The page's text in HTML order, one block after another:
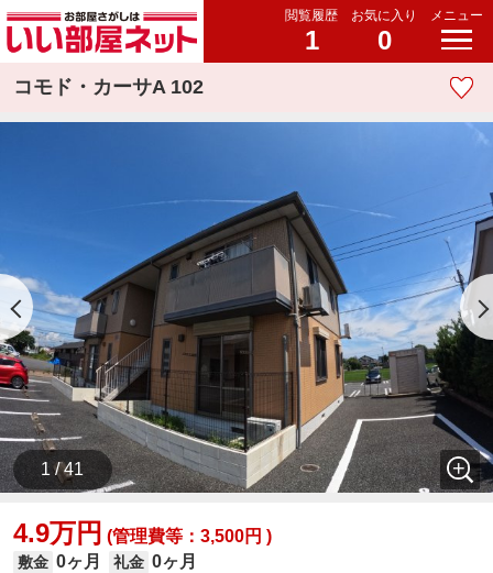
閲覧履歴
1
お気に入り
0
メニュー
コモド・カーサA 102
1 / 41
4.9万円 (管理費等：3,500円 )
敷金 0ヶ月 礼金 0ヶ月